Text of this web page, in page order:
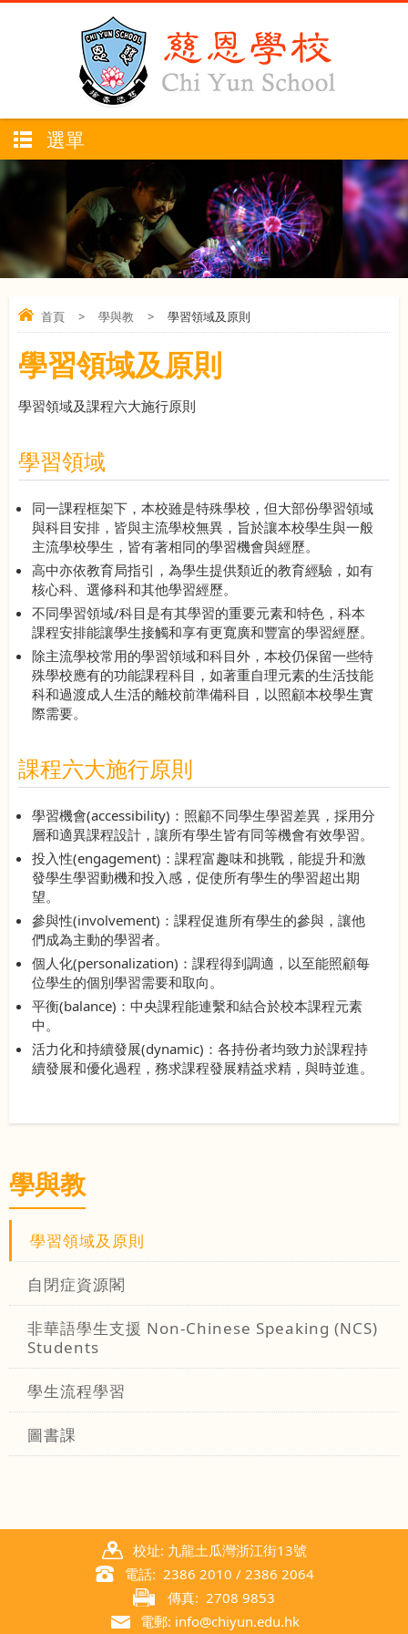
選單
首頁 > 學與教 > 學習領域及原則
學習領域及原則
學習領域及課程六大施行原則
學習領域
同一課程框架下，本校雖是特殊學校，但大部份學習領域
與科目安排，皆與主流學校無異，旨於讓本校學生與一般
主流學校學生，皆有著相同的學習機會與經歷。
高中亦依教育局指引，為學生提供類近的教育經驗，如有
核心科、選修科和其他學習經歷。
不同學習領域/科目是有其學習的重要元素和特色，科本
課程安排能讓學生接觸和享有更寬廣和豐富的學習經歷。
除主流學校常用的學習領域和科目外，本校仍保留一些特
殊學校應有的功能課程科目，如著重自理元素的生活技能
科和過渡成人生活的離校前準備科目，以照顧本校學生實
際需要。
課程六大施行原則
學習機會(accessibility)：照顧不同學生學習差異，採用分
層和適異課程設計，讓所有學生皆有同等機會有效學習。
投入性(engagement)：課程富趣味和挑戰，能提升和激
發學生學習動機和投入感，促使所有學生的學習超出期
望。
參與性(involvement)：課程促進所有學生的參與，讓他
們成為主動的學習者。
個人化(personalization)：課程得到調適，以至能照顧每
位學生的個別學習需要和取向。
平衡(balance)：中央課程能連繫和結合於校本課程元素
中。
活力化和持續發展(dynamic)：各持份者均致力於課程持
續發展和優化過程，務求課程發展精益求精，與時並進。
學與教
學習領域及原則
自閉症資源閣
非華語學生支援 Non-Chinese Speaking (NCS)
Students
學生流程學習
圖書課
校址: 九龍土瓜灣浙江街13號
電話: 2386 2010 / 2386 2064
傳真: 2708 9853
電郵: info@chiyun.edu.hk